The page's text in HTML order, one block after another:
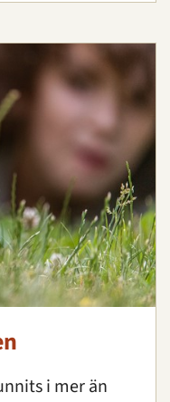
i mer än